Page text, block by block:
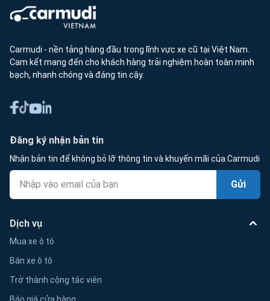
Carmudi - nền tảng hàng đầu trong lĩnh vực xe cũ tại Việt Nam.
Cam kết mang đến cho khách hàng trải nghiệm hoàn toàn minh
bạch, nhanh chóng và đáng tin cậy.
Đăng ký nhận bản tin
Nhận bản tin để không bỏ lỡ thông tin và khuyến mãi của Carmudi
Gửi
Dịch vụ
Mua xe ô tô
Bán xe ô tô
Trở thành cộng tác viên